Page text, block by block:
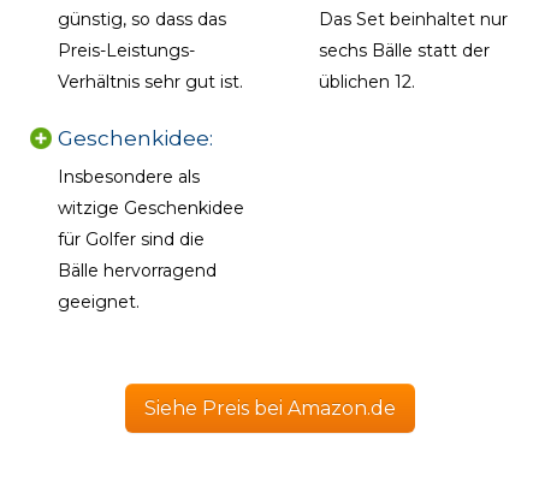
günstig, so dass das
Preis-Leistungs-
Verhältnis sehr gut ist.
Geschenkidee:
Insbesondere als
witzige Geschenkidee
für Golfer sind die
Bälle hervorragend
geeignet.
Das Set beinhaltet nur
sechs Bälle statt der
üblichen 12.
Siehe Preis bei Amazon.de